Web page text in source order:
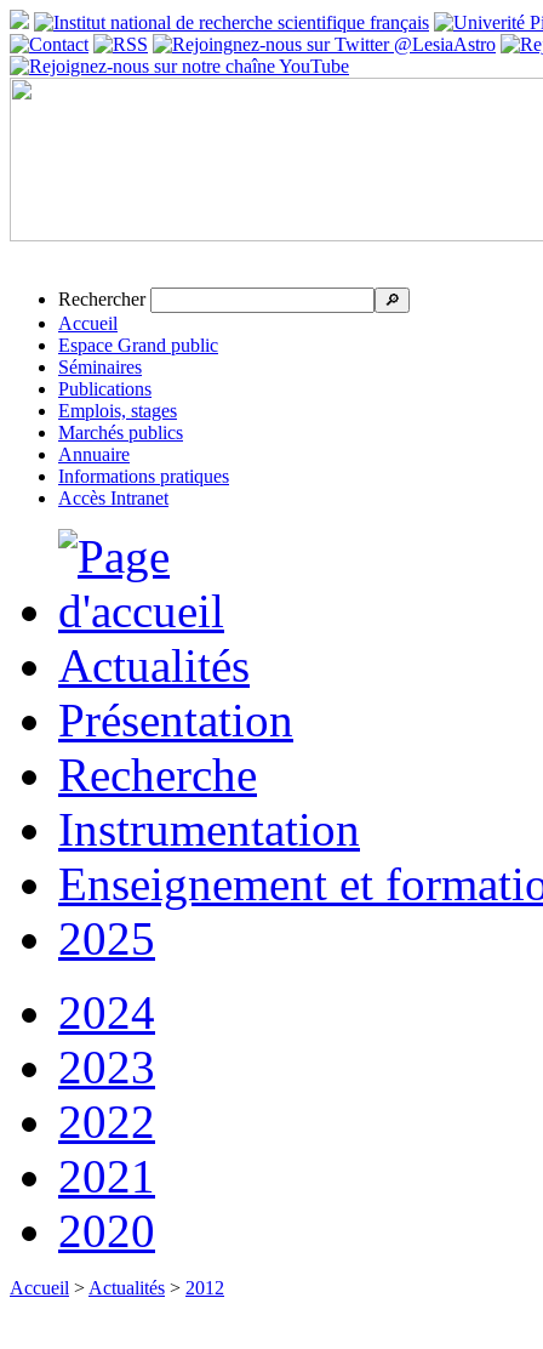
Rechercher 🔎
Accueil
Espace Grand public
Séminaires
Publications
Emplois, stages
Marchés publics
Annuaire
Informations pratiques
Accès Intranet
Actualités
Présentation
Recherche
Instrumentation
Enseignement et
2025
2024
2023
2022
2021
2020
Accueil > Actualités > 2012